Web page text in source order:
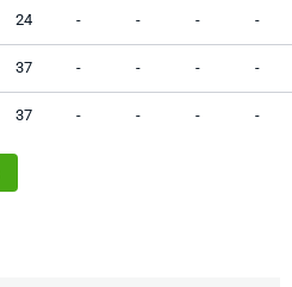
24 - - - -
37 - - - -
37 - - - -